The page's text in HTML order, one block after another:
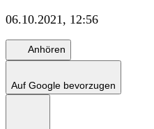
06.10.2021, 12:56
Anhören
Auf Google bevorzugen